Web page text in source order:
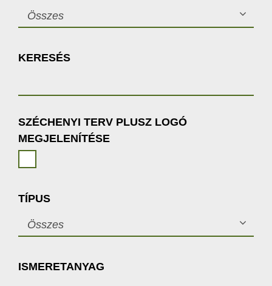
KAPCSOLAT
Összes
KERESÉS
SZÉCHENYI TERV PLUSZ LOGÓ
MEGJELENÍTÉSE
TÍPUS
Összes
ISMERETANYAG